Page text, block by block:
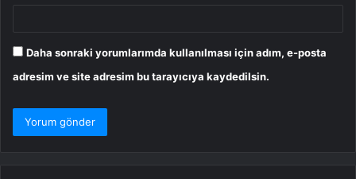
Daha sonraki yorumlarımda kullanılması için adım, e-posta
adresim ve site adresim bu tarayıcıya kaydedilsin.